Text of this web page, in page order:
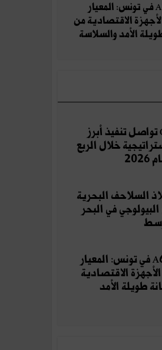
أوبو تطلق A6c في تونس: المعيار
الاقتصادية من
الأمد والسلاسة
مجموعة QNB تواصل تنفيذ أبرز
خلال الربع
السلاحف البحرية
في البحر
أوبو تطلق A6c في تونس: المعيار
الاقتصادية
طويلة الأمد